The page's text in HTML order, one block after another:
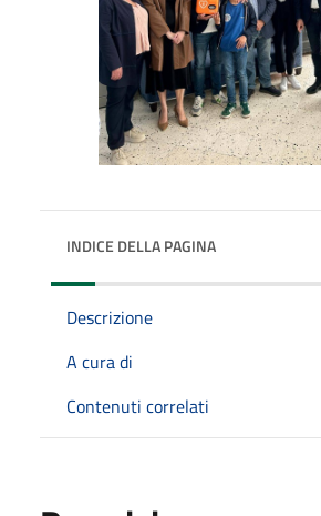
INDICE DELLA PAGINA
Descrizione
A cura di
Contenuti correlati